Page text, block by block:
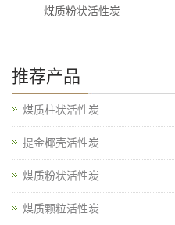
煤质粉状活性炭
推荐产品
煤质柱状活性炭
提金椰壳活性炭
煤质粉状活性炭
煤质颗粒活性炭